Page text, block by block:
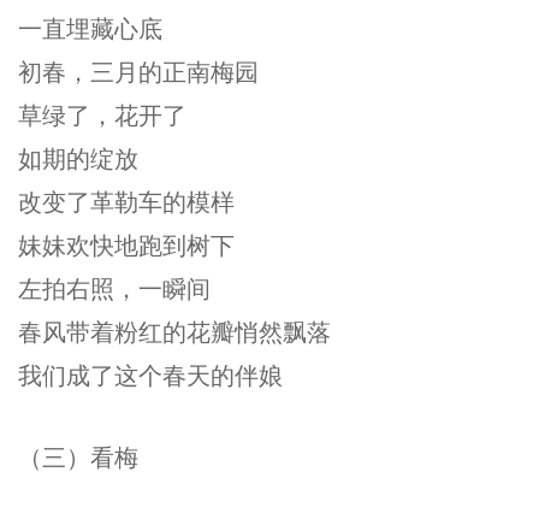
一直埋藏心底
初春，三月的正南梅园
草绿了，花开了
如期的绽放
改变了革勒车的模样
妹妹欢快地跑到树下
左拍右照，一瞬间
春风带着粉红的花瓣悄然飘落
我们成了这个春天的伴娘
（三）看梅